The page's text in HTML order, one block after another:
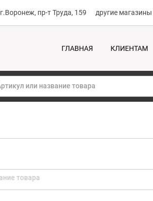
г.Воронеж, пр-т Труда, 159 другие магазины
ГЛАВНАЯ КЛИЕНТАМ